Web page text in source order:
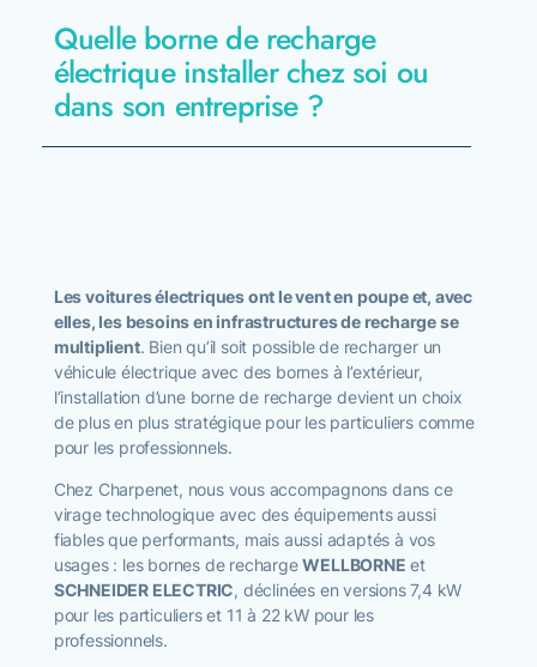
Isolation
Services pour les pro
Quelle borne de recharge
électrique installer chez soi ou
dans son entreprise ?
Les voitures électriques ont le vent en poupe et, avec
elles, les besoins en infrastructures de recharge se
multiplient. Bien qu’il soit possible de recharger un
véhicule électrique avec des bornes à l’extérieur,
l’installation d’une borne de recharge devient un choix
de plus en plus stratégique pour les particuliers comme
pour les professionnels.
Chez Charpenet, nous vous accompagnons dans ce
virage technologique avec des équipements aussi
fiables que performants, mais aussi adaptés à vos
usages : les bornes de rechargeWELLBORNE et
SCHNEIDER ELECTRIC, déclinées en versions 7,4 kW
pour les particuliers et 11 à 22 kW pour les
professionnels.